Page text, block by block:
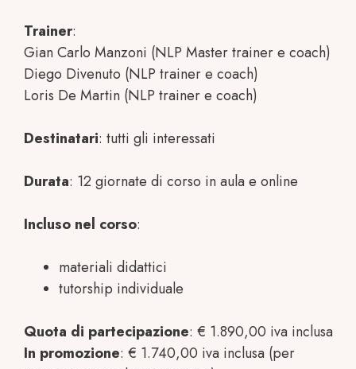
Trainer:
Gian Carlo Manzoni (NLP Master trainer e coach)
Diego Divenuto (NLP trainer e coach)
Loris De Martin (NLP trainer e coach)
Destinatari: tutti gli interessati
Durata: 12 giornate di corso in aula e online
Incluso nel corso:
materiali didattici
tutorship individuale
Quota di partecipazione: € 1.890,00 iva inclusa
In promozione: € 1.740,00 iva inclusa (per